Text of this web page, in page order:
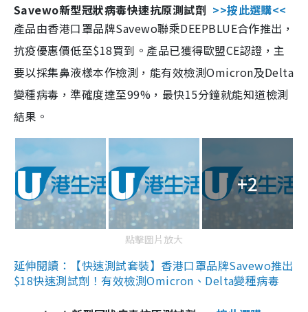
Savewo新型冠狀病毒快速抗原測試劑 >>按此選購<<
產品由香港口罩品牌Savewo聯乘DEEPBLUE合作推出，
抗疫優惠價低至$18買到。產品已獲得歐盟CE認證，主
要以採集鼻液樣本作檢測，能有效檢測Omicron及Delta
變種病毒，準確度達至99%，最快15分鐘就能知道檢測
結果。
+2
點擊圖片放大
延伸閱讀：【快速測試套裝】香港口罩品牌Savewo推出
$18快速測試劑！有效檢測Omicron、Delta變種病毒